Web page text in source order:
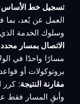
تسجيل خط الأساس
العمل عن بُعد، بما
وسلوك الخدمة الذي
الاتصال بمسار
مسارًا واحدًا في
بروتوكولات أو
مقارنة النتيجة: كرر
وأبقِ المسار فقط